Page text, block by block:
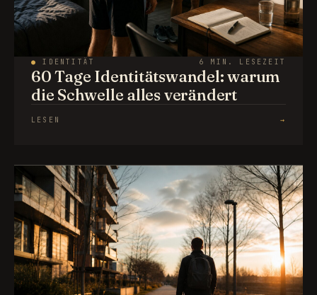
● IDENTITÄT 6 MIN. LESEZEIT
60 Tage Identitätswandel: warum
die Schwelle alles verändert
LESEN →